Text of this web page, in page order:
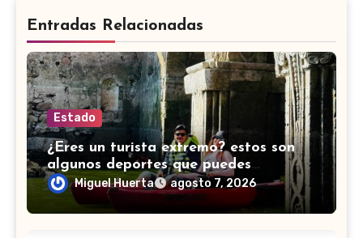
Entradas Relacionadas
Estado
¿Eres un turista extremo? estos son
algunos deportes que puedes
practicar en Guanajuato
Miguel Huerta agosto 7, 2026